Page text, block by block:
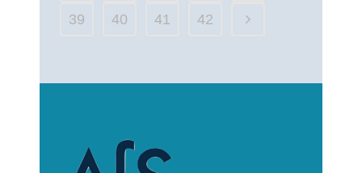
39 40 41 42